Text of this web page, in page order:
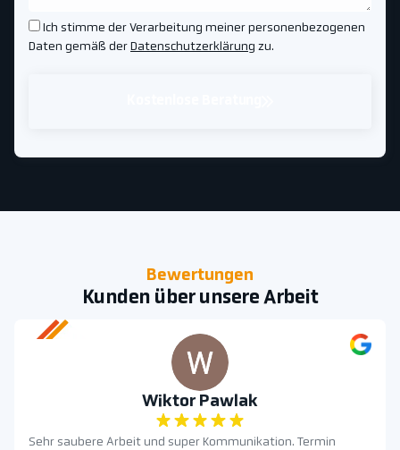
Ich stimme der Verarbeitung meiner personenbezogenen
Daten gemäß der Datenschutzerklärung zu.
Bewertungen
Kunden über unsere Arbeit
Wiktor Pawlak
Sehr saubere Arbeit und super Kommunikation. Termin